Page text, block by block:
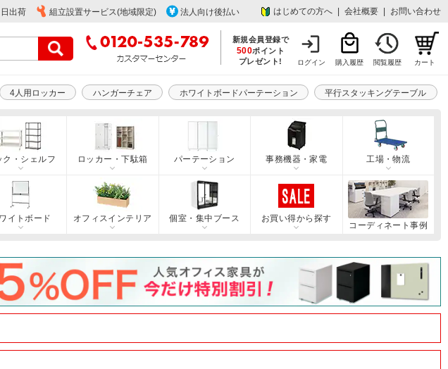
出荷 組立設置サービス(地域限定) 法人向け後払い はじめての方へ 会社概要 お問い合わせ
新規会員登録で
500ポイント
プレゼント!
ログイン 購入履歴 閲覧履歴 カート
4人用ロッカー ハンガーチェア ホワイトボードパーテーション 平行スタッキングテーブル
ク・シェルフ ロッカー・下駄箱 パーテーション 事務機器・家電 工場・物流
イトボード オフィスインテリア 個室・集中ブース
お買い得から探す
コーディネート事例